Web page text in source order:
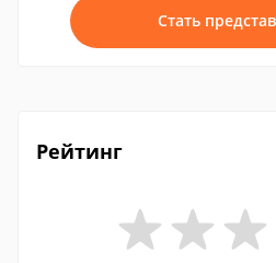
Стать
Рейтинг